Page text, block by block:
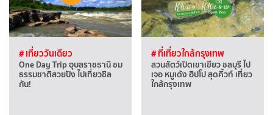
# เที่ยววันเดียว
One Day Trip อุบลราชธานี ชม
ธรรมชาติสวยปัง ไปเที่ยวชิล
กัน!
# ที่เที่ยวใกล้กรุงเทพ
สวนสัตว์เปิดเขาเขียว ชลบุรี ไป
เจอ หมูเด้ง ฮิปโป สุดคิ้วท์ เที่ยว
ใกล้กรุงเทพ